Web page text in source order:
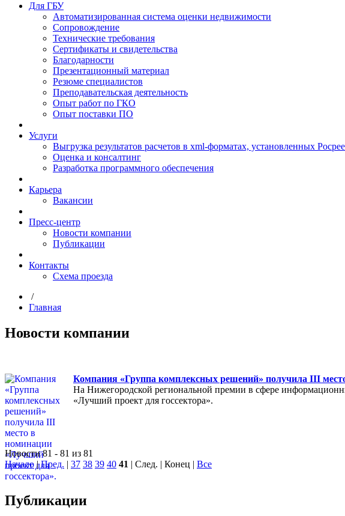
Для ГБУ
Автоматизированная система оценки недвижимости
Сопровождение
Технические требования
Сертификаты и свидетельства
Благодарности
Презентационный материал
Резюме специалистов
Преподавательская деятельность
Опыт работ по ГКО
Опыт поставки ПО
Услуги
Выгрузка результатов расчетов в xml-форматах, установленных
Оценка и консалтинг
Разработка программного обеспечения
Карьера
Вакансии
Пресс-центр
Новости компании
Публикации
Контакты
Схема проезда
/
Главная
Новости компании
Компания «Группа комплексных решений» получила III
На Нижегородской региональной премии в сфере
«Лучший проект для госсектора».
Новости 81 - 81 из 81
Начало |Пред. | 37 38 39 40 41 | След. | Конец | Все
Публикации